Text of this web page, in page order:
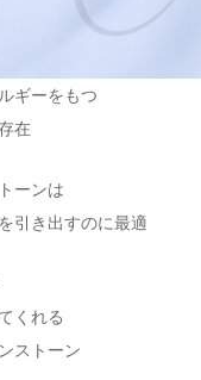
ギーをもつ
在
ーンは
引き出すのに最適
くれる
ストーン